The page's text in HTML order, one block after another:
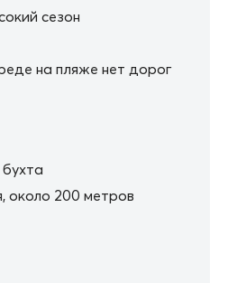
сезон
на пляже нет дорог
около 200 метров